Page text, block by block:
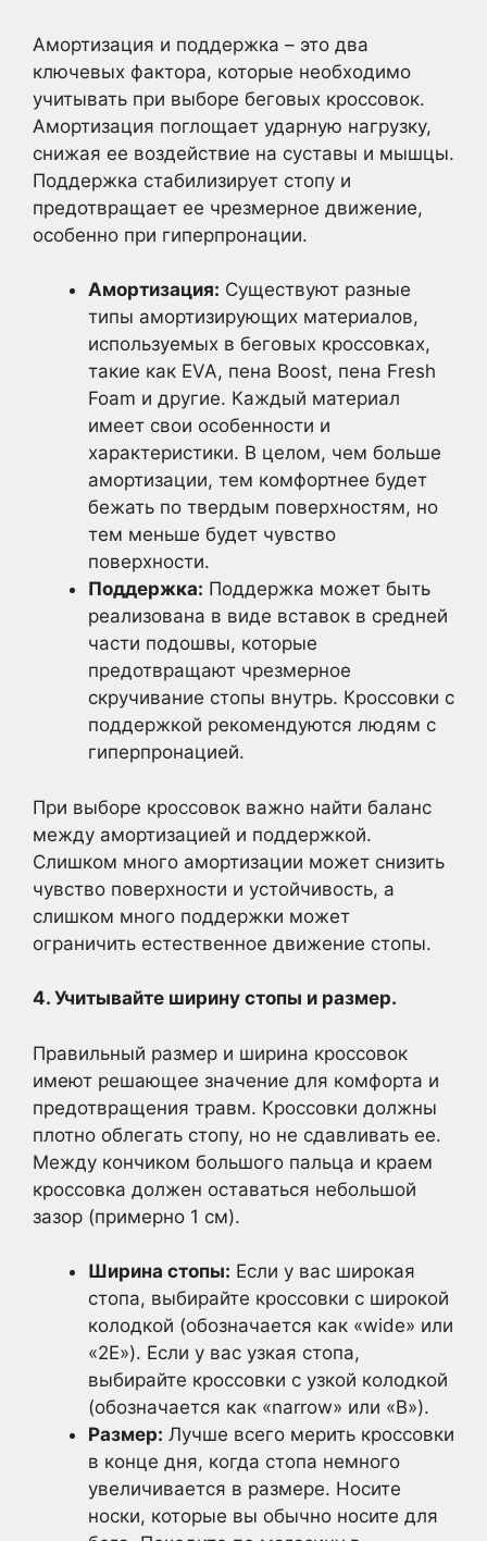
Амортизация и поддержка – это два
ключевых фактора, которые необходимо
учитывать при выборе беговых кроссовок.
Амортизация поглощает ударную нагрузку,
снижая ее воздействие на суставы и мышцы.
Поддержка стабилизирует стопу и
предотвращает ее чрезмерное движение,
особенно при гиперпронации.
Амортизация: Существуют разные
типы амортизирующих материалов,
используемых в беговых кроссовках,
такие как EVA, пена Boost, пена Fresh
Foam и другие. Каждый материал
имеет свои особенности и
характеристики. В целом, чем больше
амортизации, тем комфортнее будет
бежать по твердым поверхностям, но
тем меньше будет чувство
поверхности.
Поддержка: Поддержка может быть
реализована в виде вставок в средней
части подошвы, которые
предотвращают чрезмерное
скручивание стопы внутрь. Кроссовки с
поддержкой рекомендуются людям с
гиперпронацией.
При выборе кроссовок важно найти баланс
между амортизацией и поддержкой.
Слишком много амортизации может снизить
чувство поверхности и устойчивость, а
слишком много поддержки может
ограничить естественное движение стопы.
4. Учитывайте ширину стопы и размер.
Правильный размер и ширина кроссовок
имеют решающее значение для комфорта и
предотвращения травм. Кроссовки должны
плотно облегать стопу, но не сдавливать ее.
Между кончиком большого пальца и краем
кроссовка должен оставаться небольшой
зазор (примерно 1 см).
Ширина стопы: Если у вас широкая
стопа, выбирайте кроссовки с широкой
колодкой (обозначается как «wide» или
«2E»). Если у вас узкая стопа,
выбирайте кроссовки с узкой колодкой
(обозначается как «narrow» или «B»).
Размер: Лучше всего мерить кроссовки
в конце дня, когда стопа немного
увеличивается в размере. Носите
носки, которые вы обычно носите для